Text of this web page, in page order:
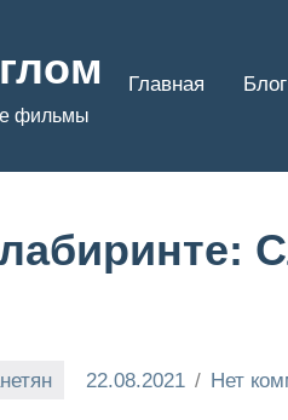
фильмы
Главная Блог
22.08.2021 Нет